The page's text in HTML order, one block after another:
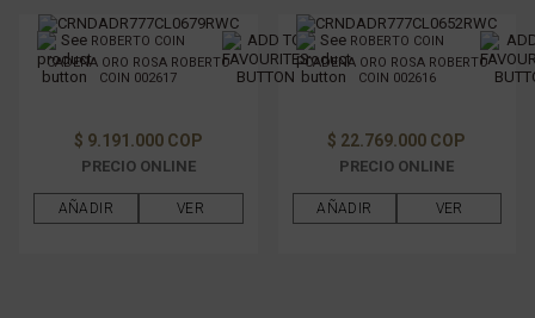
ROBERTO COIN
CADENA ORO ROSA ROBERTO
COIN 002617
$ 9.191.000 COP
PRECIO ONLINE
AÑADIR VER
ROBERTO COIN
CADENA ORO ROSA ROBERTO
COIN 002616
$ 22.769.000 COP
PRECIO ONLINE
AÑADIR VER